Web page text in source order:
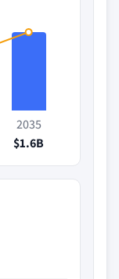
2035
$1.6B